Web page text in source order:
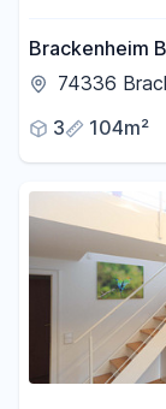
Brackenheim
Wohnung
74336
3
104m²